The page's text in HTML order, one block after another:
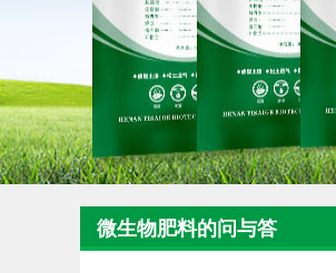
微生物肥料的问与答